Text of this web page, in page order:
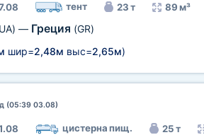
тент 23 т 89 м³
— Греция (GR)
шир=2,48м выс=2,65м)
(05:39 03.08)
цистерна пищ. 25 т